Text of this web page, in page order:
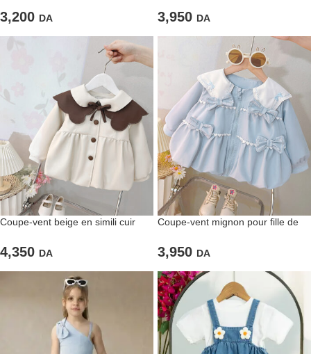
3,200 DA 3,950 DA
Coupe-vent beige en simili cuir
4,350 DA
Coupe-vent mignon pour fille de
3,950 DA